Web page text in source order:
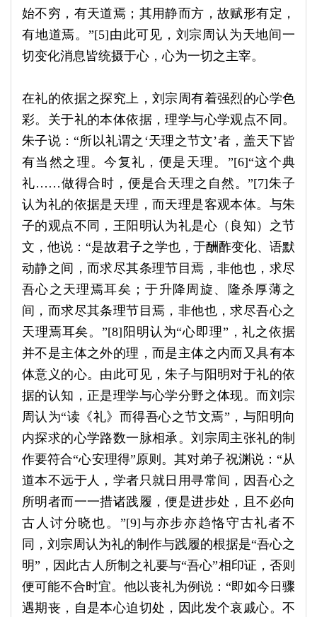
始不穷，有天道焉；其用静而方，故赋形有定，
有地道焉。”[5]由此可见，刘宗周认为天地间一
切变化消息皆统摄于心，心为一切之主宰。
在礼的依据之探究上，刘宗周有着强烈的心学色
彩。关于礼的本体依据，理学与心学观点不同。
朱子说：“所以礼谓之‘天理之节文’者，盖天下皆
有当然之理。今复礼，便是天理。”[6]“这个典
礼……做得合时，便是合天理之自然。”[7]朱子
认为礼的依据是天理，而天理是客观本体。与朱
子的观点不同，王阳明认为礼是心（良知）之节
文，他说：“是故君子之学也，于酬酢变化、语默
动静之间，而求尽其条理节目焉，非他也，求尽
吾心之天理焉耳矣；于升降周旋、隆杀厚薄之
间，而求尽其条理节目焉，非他也，求尽吾心之
天理焉耳矣。”[8]阳明认为“心即理”，礼之依据
并不是主体之外的理，而是主体之内而又具有本
体意义的心。由此可见，朱子与阳明对于礼的依
据的认知，正是理学与心学分野之体现。而刘宗
周认为“读《礼》而得吾心之节文焉”，与阳明向
内探求的心学路数一脉相承。刘宗周主张礼的制
作要符合“心安理得”原则。其对弟子祝渊说：“从
道本不远于人，学者只就日用寻常间，因吾心之
所明者而一一措诸践履，便是进步处，且不必向
古人讨分晓也。”[9]与亦步亦趋恪守古礼者不
同，刘宗周认为礼的制作与践履的根据是“吾心之
明”，因此古人所制之礼要与“吾心”相印证，否则
便可能不合时宜。他以丧礼为例说：“即如今日骤
遇期丧，自是本心迫切处，因此发个哀戚心。不